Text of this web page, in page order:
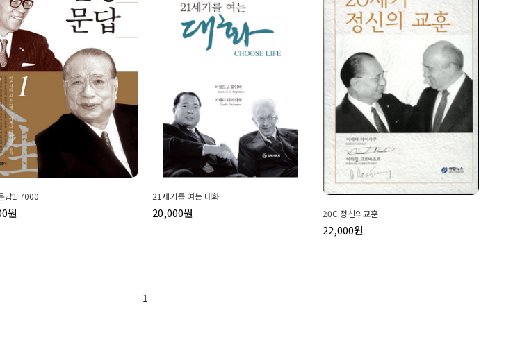
답1 7000
원
21세기를 여는 대화
20,000원 20C 정신의교훈
22,000원
1